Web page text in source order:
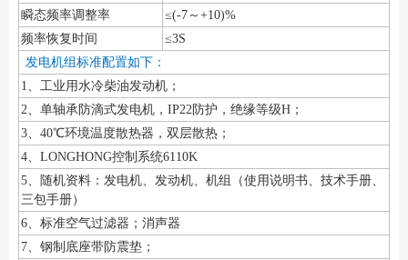
瞬态频率调整率
≤(-7～+10)%
频率恢复时间
≤3S
发电机组标准配置如下：
1、工业用水冷柴油发动机；
2、单轴承防滴式发电机，IP22防护，绝缘等级H；
3、40℃环境温度散热器，双层散热；
4、LONGHONG控制系统6110K
5、随机资料：发电机、发动机、机组（使用说明书、技术手册、
三包手册）
6、标准空气过滤器；消声器
7、钢制底座带防震垫；